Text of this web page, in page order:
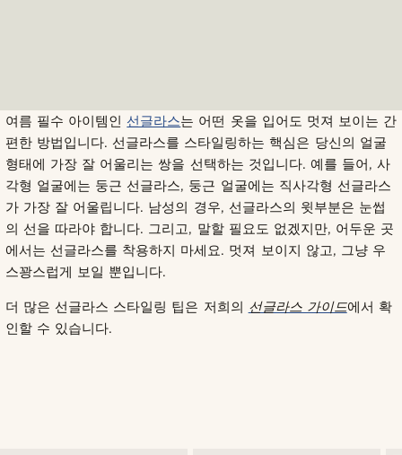
여름 필수 아이템인 선글라스는 어떤 옷을 입어도 멋져 보이는 간
편한 방법입니다. 선글라스를 스타일링하는 핵심은 당신의 얼굴
형태에 가장 잘 어울리는 쌍을 선택하는 것입니다. 예를 들어, 사
각형 얼굴에는 둥근 선글라스, 둥근 얼굴에는 직사각형 선글라스
가 가장 잘 어울립니다. 남성의 경우, 선글라스의 윗부분은 눈썹
의 선을 따라야 합니다. 그리고, 말할 필요도 없겠지만, 어두운 곳
에서는 선글라스를 착용하지 마세요. 멋져 보이지 않고, 그냥 우
스꽝스럽게 보일 뿐입니다.
더 많은 선글라스 스타일링 팁은 저희의 선글라스 가이드에서 확
인할 수 있습니다.